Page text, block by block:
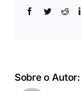
Facebook
Twitter
Sobre o Autor: